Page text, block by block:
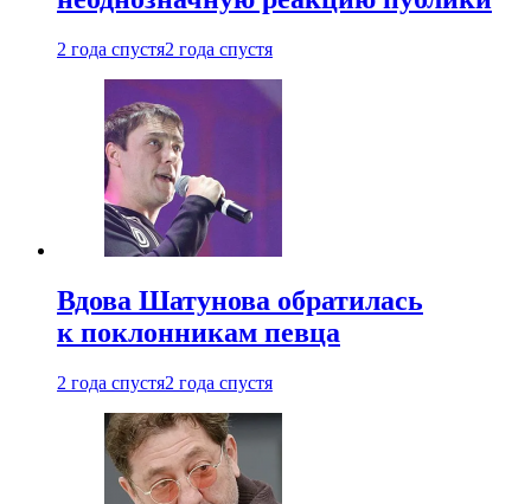
2 года спустя2 года спустя
Вдова Шатунова обратилась
к поклонникам певца
2 года спустя2 года спустя